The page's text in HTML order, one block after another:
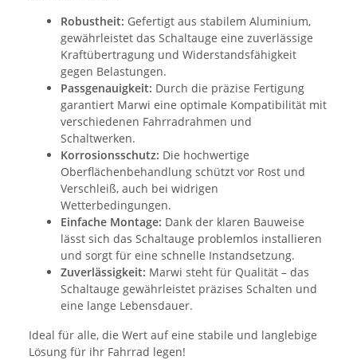
Robustheit: Gefertigt aus stabilem Aluminium,
gewährleistet das Schaltauge eine zuverlässige
Kraftübertragung und Widerstandsfähigkeit
gegen Belastungen.
Passgenauigkeit: Durch die präzise Fertigung
garantiert Marwi eine optimale Kompatibilität mit
verschiedenen Fahrradrahmen und
Schaltwerken.
Korrosionsschutz: Die hochwertige
Oberflächenbehandlung schützt vor Rost und
Verschleiß, auch bei widrigen
Wetterbedingungen.
Einfache Montage: Dank der klaren Bauweise
lässt sich das Schaltauge problemlos installieren
und sorgt für eine schnelle Instandsetzung.
Zuverlässigkeit: Marwi steht für Qualität – das
Schaltauge gewährleistet präzises Schalten und
eine lange Lebensdauer.
Ideal für alle, die Wert auf eine stabile und langlebige
Lösung für ihr Fahrrad legen!